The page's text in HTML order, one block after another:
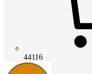
44116